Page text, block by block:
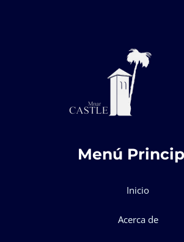
Menú
Inicio
Acerca de